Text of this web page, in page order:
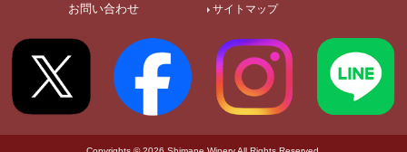
お問い合わせ
サイトマップ